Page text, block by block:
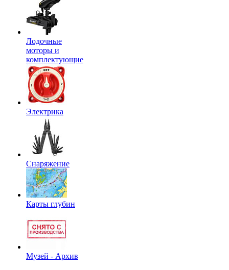
Лодочные
моторы и
комплектующие
Электрика
Снаряжение
Карты глубин
Музей - Архив